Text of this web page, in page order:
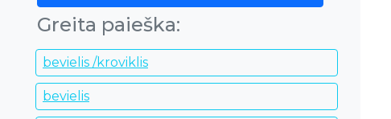
Greita paieška:
bevielis /kroviklis
bevielis